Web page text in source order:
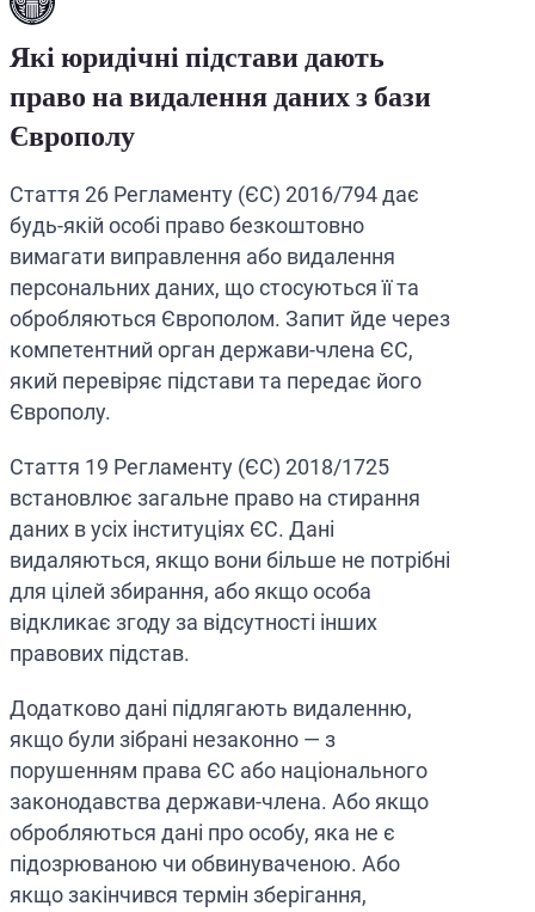
Які юридічні підстави дають
право на видалення даних з бази
Європолу
Стаття 26 Регламенту (ЄС) 2016/794 дає
будь-якій особі право безкоштовно
вимагати виправлення або видалення
персональних даних, що стосуються її та
обробляються Європолом. Запит йде через
компетентний орган держави-члена ЄС,
який перевіряє підстави та передає його
Європолу.
Стаття 19 Регламенту (ЄС) 2018/1725
встановлює загальне право на стирання
даних в усіх інституціях ЄС. Дані
видаляються, якщо вони більше не потрібні
для цілей збирання, або якщо особа
відкликає згоду за відсутності інших
правових підстав.
Додатково дані підлягають видаленню,
якщо були зібрані незаконно — з
порушенням права ЄС або національного
законодавства держави-члена. Або якщо
обробляються дані про особу, яка не є
підозрюваною чи обвинуваченою. Або
якщо закінчився термін зберігання,